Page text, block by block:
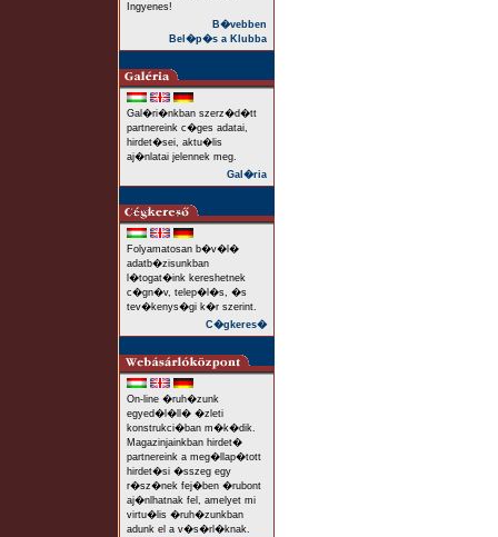
Ingyenes!
B�vebben
Bel�p�s a Klubba
Gal�ri�nkban szerz�d�tt
partnereink c�ges adatai,
hirdet�sei, aktu�lis
aj�nlatai jelennek meg.
Gal�ria
Folyamatosan b�v�l�
adatb�zisunkban
l�togat�ink kereshetnek
c�gn�v, telep�l�s, �s
tev�kenys�gi k�r szerint.
C�gkeres�
On-line �ruh�zunk
egyed�l�ll� �zleti
konstrukci�ban m�k�dik.
Magazinjainkban hirdet�
partnereink a meg�llap�tott
hirdet�si �sszeg egy
r�sz�nek fej�ben �rubont
aj�nlhatnak fel, amelyet mi
virtu�lis �ruh�zunkban
adunk el a v�s�rl�knak.